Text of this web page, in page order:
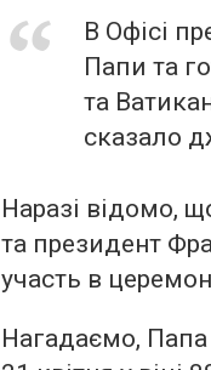
В Офісі
Папи та
та
сказало
Наразі відомо,
та президент
участь в
Нагадаємо,